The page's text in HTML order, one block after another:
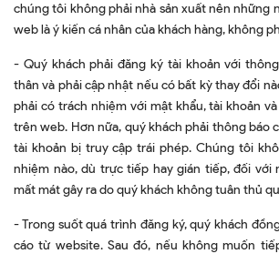
chúng tôi không phải nhà sản xuất nên những
web là ý kiến cá nhân của khách hàng, không
- Quý khách phải đăng ký tài khoản với
thân và phải cập nhật nếu có bất kỳ thay đổi
phải có trách nhiệm với mật khẩu, tài khoản
trên web. Hơn nữa, quý khách phải thông báo
tài khoản bị truy cập trái phép. Chúng tôi
nhiệm nào, dù trực tiếp hay gián tiếp, đối với
mất mát gây ra do quý khách không tuân thủ
- Trong suốt quá trình đăng ký, quý khách
cáo từ website. Sau đó, nếu không muốn